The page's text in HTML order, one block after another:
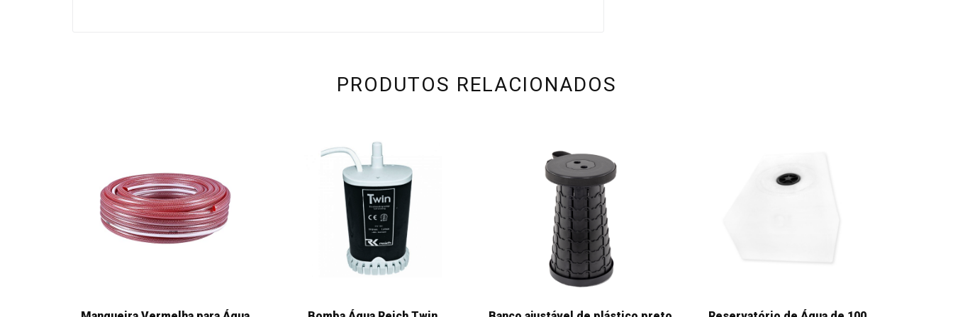
PRODUTOS RELACIONADOS